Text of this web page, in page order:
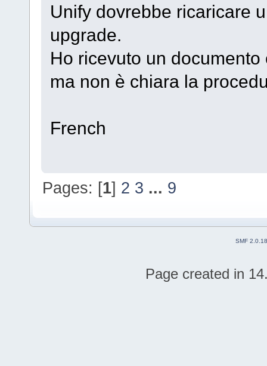
Unify dovrebbe ricaricare
upgrade.
Ho ricevuto un
ma non è chiara la
French
Pages: [1] 2 3 ... 9
SMF 2.0.18
Page created in